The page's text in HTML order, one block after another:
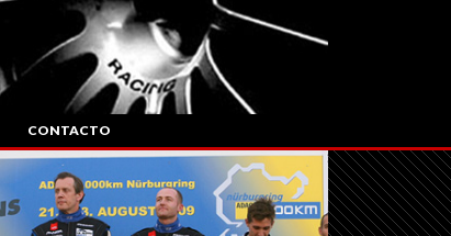
CONTACTO